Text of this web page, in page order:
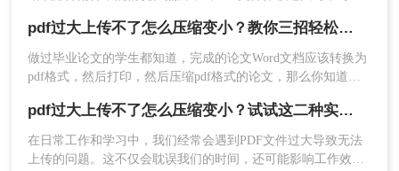
1、打开在线PDF压缩：
https://pdftoword.55.la/compress-pdf/
行压缩就成为了一个必要的步骤。那么pdf过大上传不了怎么压
缩变小呢？本文将详细介绍几种实用的方法，帮助你将过大的
PDF文件压缩变小，以便顺利上传。
pdf过大上传不了怎么压缩变小？教你三招轻松压缩pdf文档！
做过毕业论文的学生都知道，完成的论文Word文档应该转换为
pdf格式，然后打印，然后压缩pdf格式的论文，那么你知道如
在你马上就知道了，下面就来给大家讲讲pdf压缩的方法。pdf过大上传不了怎么压缩变小？试试这二种实用方法！
在日常工作和学习中，我们经常会遇到PDF文件过大导致无法
上传的问题。这不仅会耽误我们的时间，还可能影响工作效